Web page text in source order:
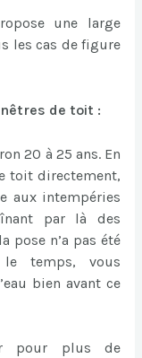
une large
les cas de figure
de toit :
20 à 25 ans. En
toit directement,
aux intempéries
par là des
pose n’a pas été
le temps, vous
bien avant ce
pour plus de